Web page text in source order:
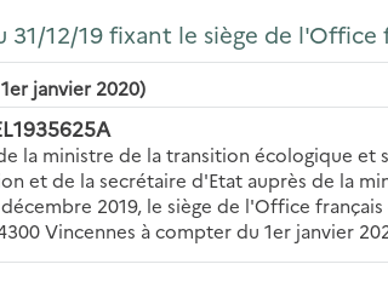
31/12/19 fixant le siège de
1er janvier 2020)
la ministre de la transition écologique
et de la secrétaire d'Etat auprès de la
2019, le siège de l'Office
Vincennes à compter du 1er janvier